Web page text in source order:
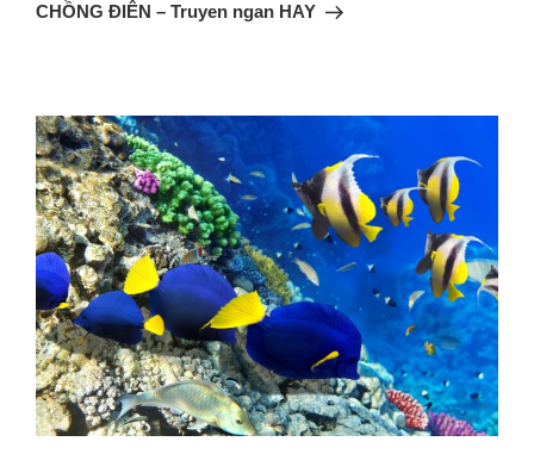
CHỒNG ĐIÊN – Truyen ngan HAY
Tạo vật uyên ương